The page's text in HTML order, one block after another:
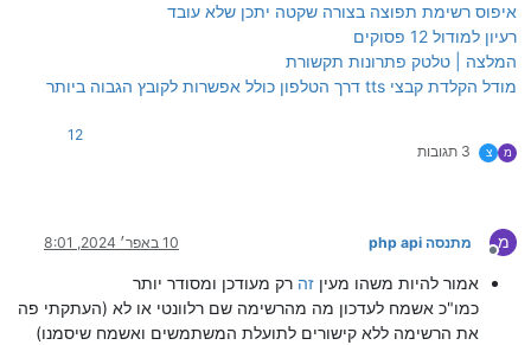
איפוס רשימת תפוצה בצורה שקטה יתכן שלא עובד
רעיון למודול 12 פסוקים
המלצה | טלטק פתרונות תקשורת
מודל הקלדת קבצי tts דרך הטלפון כולל אפשרות לקובץ הגבוה ביותר
מ צ 3 תגובות
12
מ
מנותק
מתנסה php api 10 באפר׳ 2024, 8:01
אמור להיות משהו מעין זה רק מעודכן ומסודר יותר
כמו"כ אשמח לעדכון מה מהרשימה שם רלוונטי או לא (העתקתי פה
את הרשימה ללא קישורים לתועלת המשתמשים ואשמח שיסמנו)